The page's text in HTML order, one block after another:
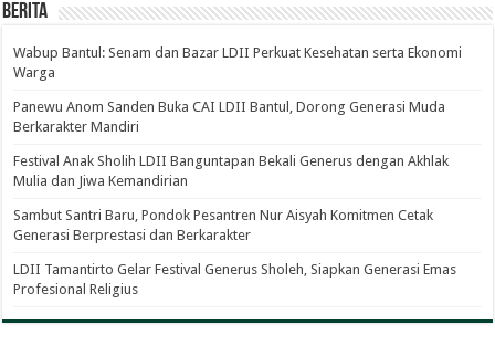
Berita
Wabup Bantul: Senam dan Bazar LDII Perkuat Kesehatan serta Ekonomi
Warga
Panewu Anom Sanden Buka CAI LDII Bantul, Dorong Generasi Muda
Berkarakter Mandiri
Festival Anak Sholih LDII Banguntapan Bekali Generus dengan Akhlak
Mulia dan Jiwa Kemandirian
Sambut Santri Baru, Pondok Pesantren Nur Aisyah Komitmen Cetak
Generasi Berprestasi dan Berkarakter
LDII Tamantirto Gelar Festival Generus Sholeh, Siapkan Generasi Emas
Profesional Religius